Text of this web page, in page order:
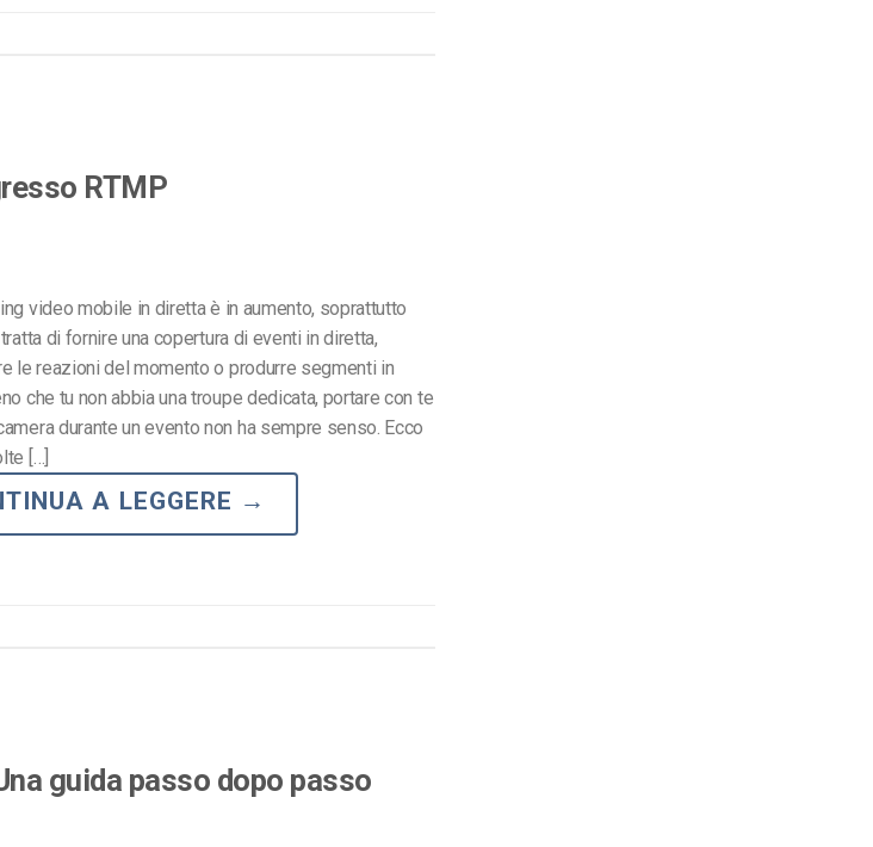
RTMP
video mobile in diretta è in aumento, soprattutto
di fornire una copertura di eventi in diretta,
le reazioni del momento o produrre segmenti in
che tu non abbia una troupe dedicata, portare con te
durante un evento non ha sempre senso. Ecco
[…]
A LEGGERE →
guida passo dopo passo